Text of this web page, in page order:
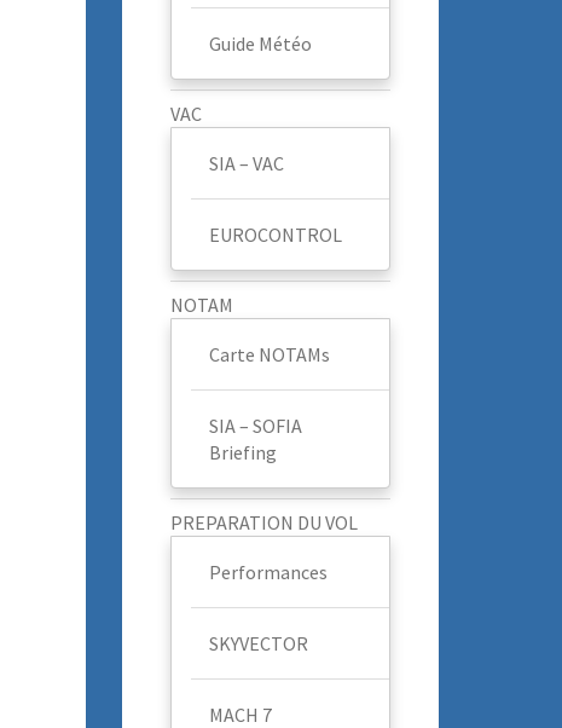
Guide Météo
VAC
SIA – VAC
EUROCONTROL
NOTAM
Carte NOTAMs
SIA – SOFIA
Briefing
PREPARATION DU VOL
Performances
SKYVECTOR
MACH 7